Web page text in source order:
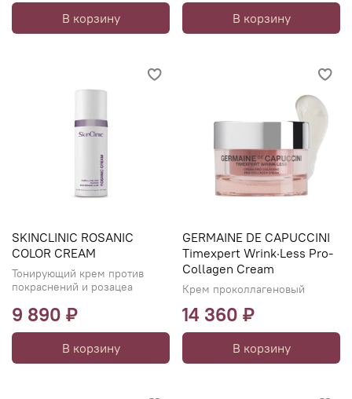
В корзину В корзину
SKINCLINIC ROSANIC
COLOR CREAM
Тонирующий крем против
покраснений и розацеа
9 890 ₽
В корзину
GERMAINE DE CAPUCCINI
Timexpert Wrink·Less Pro-
Collagen Cream
Крем проколлагеновый
14 360 ₽
В корзину